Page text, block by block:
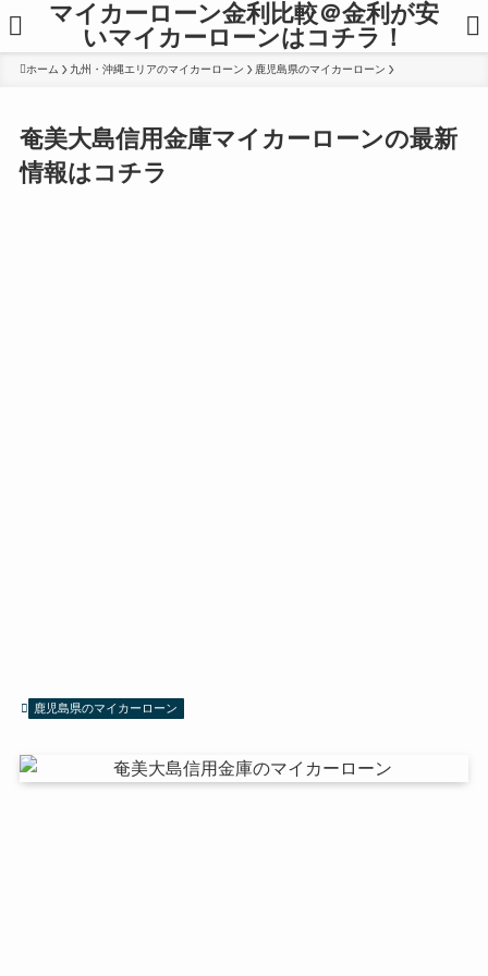
マイカーローン金利比較＠金利が安
いマイカーローンはコチラ！
ホーム 九州・沖縄エリアのマイカーローン 鹿児島県のマイカーローン
奄美大島信用金庫マイカーローンの最新
情報はコチラ
鹿児島県のマイカーローン